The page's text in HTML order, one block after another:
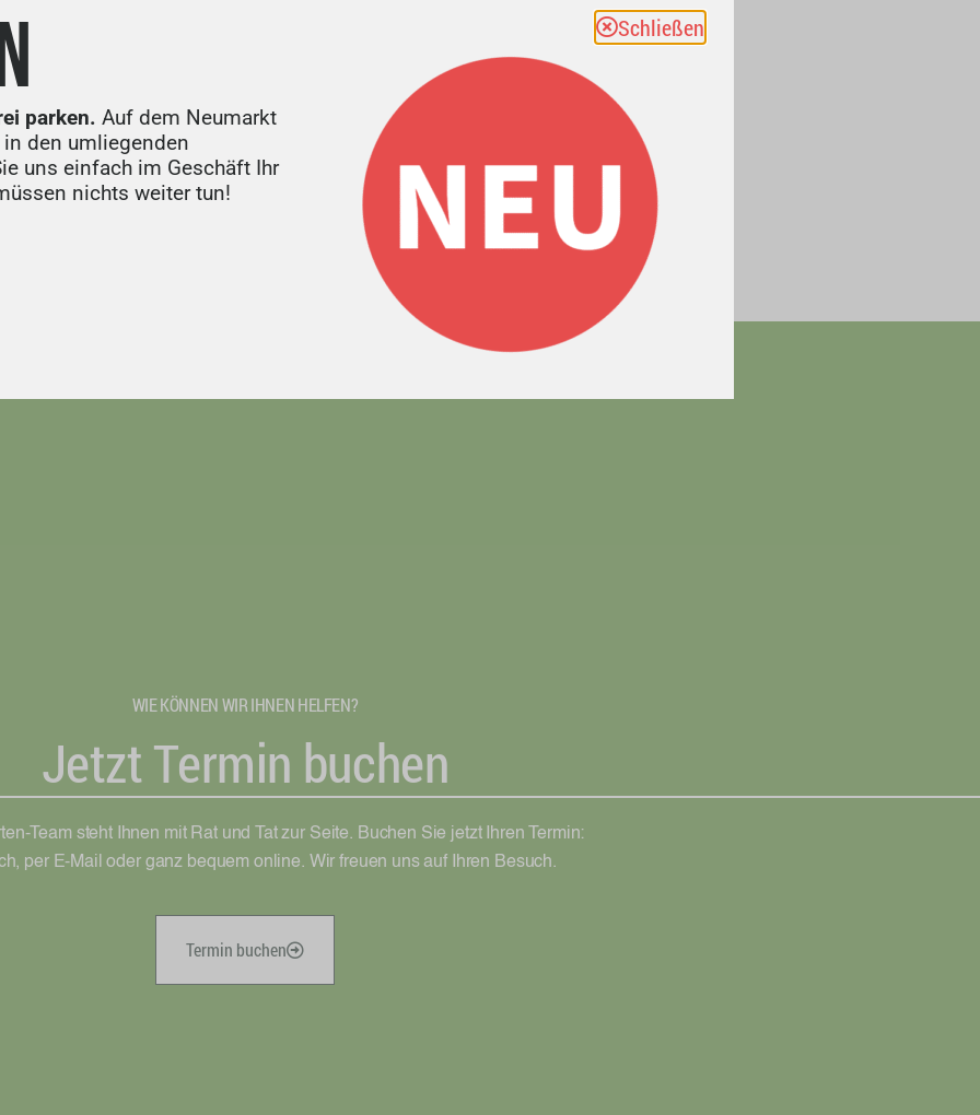
inhaltliche Erstellung:
Hamburg
WIE KÖNNEN WIR IHNEN HELFEN?
Jetzt Termin buchen
Team steht Ihnen mit Rat und Tat zur Seite. Buchen Sie jetzt Ihren Termin:
per E-Mail oder ganz bequem online. Wir freuen uns auf Ihren Besuch.
Termin buchen
parken.Auf dem Neumarkt
in den umliegenden
uns einfach im Geschäft Ihr
nichts weiter tun!
Schließen